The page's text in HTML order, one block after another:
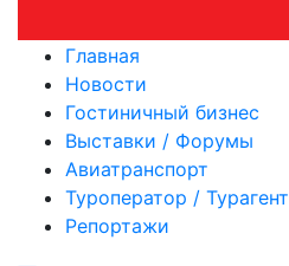
Главная
Новости
Гостиничный бизнес
Выставки / Форумы
Авиатранспорт
Туроператор / Турагент
Репортажи